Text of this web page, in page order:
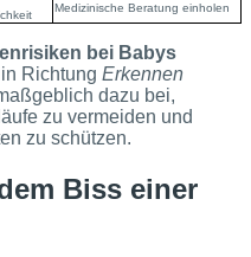
Medizinische Beratung einholen
bei Babys
Richtung Erkennen
dazu bei,
zu vermeiden und
zu schützen.
Biss einer